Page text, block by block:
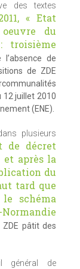
des textes
« Etat
du
troisième
de
de ZDE
12 juillet 2010
(ENE).
plusieurs
de décret
et après la
du
tard que
schéma
ZDE pâtit des
général de